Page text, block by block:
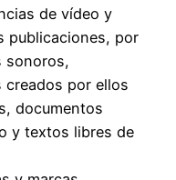
de vídeo y
publicaciones, por
sonoros,
creados por ellos
documentos
y textos libres de